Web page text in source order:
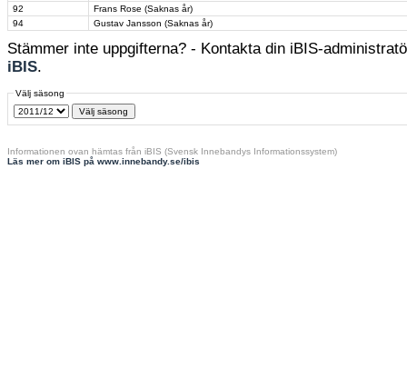
92
Frans Rose (Saknas år)
94
Gustav Jansson (Saknas år)
Stämmer inte uppgifterna? - Kontakta din iBIS-
iBIS.
Välj säsong
Informationen ovan hämtas från iBIS (Svensk Innebandys Informationssystem)
Läs mer om iBIS på www.innebandy.se/ibis